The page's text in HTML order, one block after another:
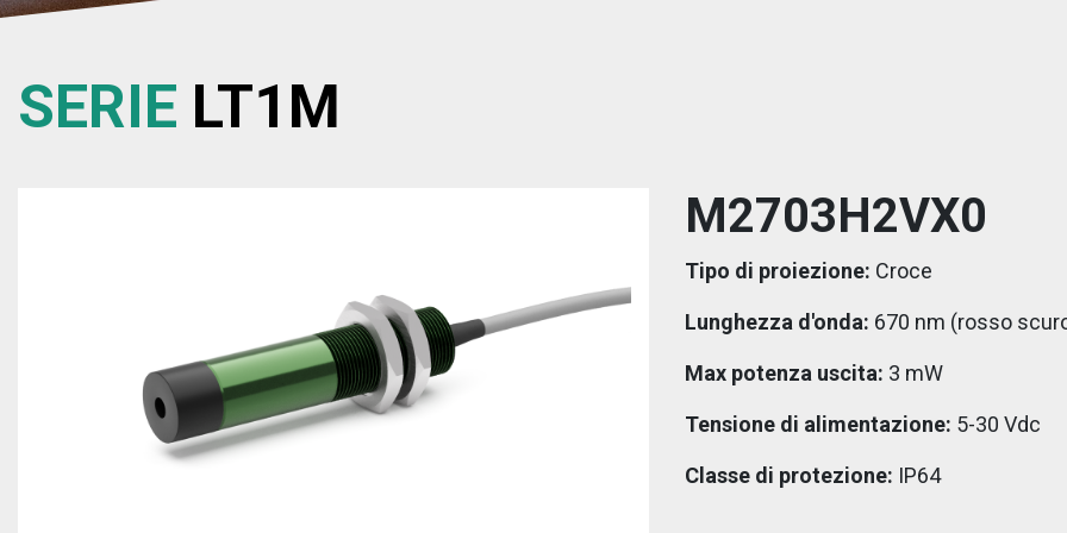
SERIE LT1M
M2703H2VX0
Tipo di proiezione: Croce
Lunghezza d'onda: 670 nm (rosso
Max potenza uscita: 3 mW
Tensione di alimentazione: 5-30 Vdc
Classe di protezione: IP64